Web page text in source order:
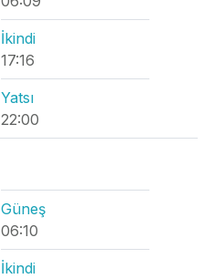
İkindi
17:16
Yatsı
22:00
Güneş
06:10
İkindi